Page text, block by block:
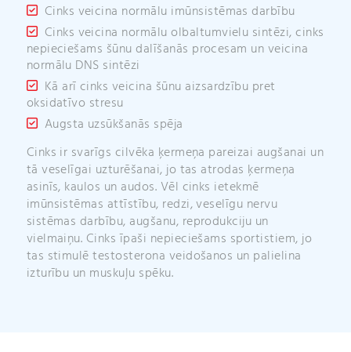
Cinks veicina normālu imūnsistēmas darbību
Cinks veicina normālu olbaltumvielu sintēzi, cinks
nepieciešams šūnu dalīšanās procesam un veicina
normālu DNS sintēzi
Kā arī cinks veicina šūnu aizsardzību pret
oksidatīvo stresu
Augsta uzsūkšanās spēja
Cinks ir svarīgs cilvēka ķermeņa pareizai augšanai un
tā veselīgai uzturēšanai, jo tas atrodas ķermeņa
asinīs, kaulos un audos. Vēl cinks ietekmē
imūnsistēmas attīstību, redzi, veselīgu nervu
sistēmas darbību, augšanu, reprodukciju un
vielmaiņu. Cinks īpaši nepieciešams sportistiem, jo
tas stimulē testosterona veidošanos un palielina
izturību un muskuļu spēku.